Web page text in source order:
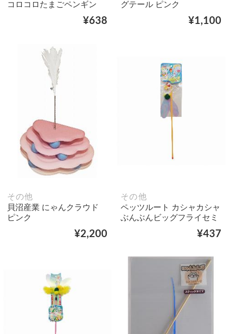
コロコロたまごペンギン
¥638
グテール ピンク
¥1,100
その他
貝沼産業 にゃんクラウド
ピンク
¥2,200
その他
ペッツルート カシャカシャ
ぶんぶんビッグフライセミ
¥437